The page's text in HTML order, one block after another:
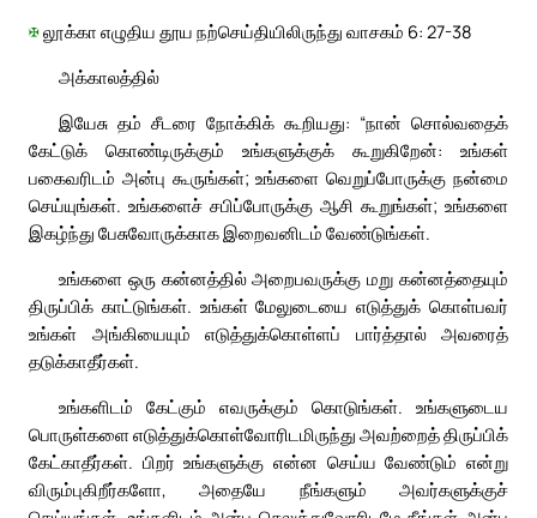
✠லூக்கா எழுதிய தூய நற்செய்தியிலிருந்து வாசகம் 6: 27-38
அக்காலத்தில்
இயேசு தம் சீடரை நோக்கிக் கூறியது: “நான் சொல்வதைக்
கேட்டுக் கொண்டிருக்கும் உங்களுக்குக் கூறுகிறேன்: உங்கள்
பகைவரிடம் அன்பு கூருங்கள்; உங்களை வெறுப்போருக்கு நன்மை
செய்யுங்கள். உங்களைச் சபிப்போருக்கு ஆசி கூறுங்கள்; உங்களை
இகழ்ந்து பேசுவோருக்காக இறைவனிடம் வேண்டுங்கள்.
உங்களை ஒரு கன்னத்தில் அறைபவருக்கு மறு கன்னத்தையும்
திருப்பிக் காட்டுங்கள். உங்கள் மேலுடையை எடுத்துக் கொள்பவர்
உங்கள் அங்கியையும் எடுத்துக்கொள்ளப் பார்த்தால் அவரைத்
தடுக்காதீர்கள்.
உங்களிடம் கேட்கும் எவருக்கும் கொடுங்கள். உங்களுடைய
பொருள்களை எடுத்துக்கொள்வோரிடமிருந்து அவற்றைத் திருப்பிக்
கேட்காதீர்கள். பிறர் உங்களுக்கு என்ன செய்ய வேண்டும் என்று
விரும்புகிறீர்களோ, அதையே நீங்களும் அவர்களுக்குச்